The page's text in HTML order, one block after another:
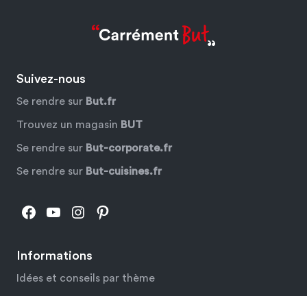
Informations
Idées et conseils par thème
Suivez-nous
Se rendre sur But.fr
Trouvez un magasin BUT
Se rendre sur But-corporate.fr
Se rendre sur But-cuisines.fr
Facebook
YouTube
Instagram
Pinterest